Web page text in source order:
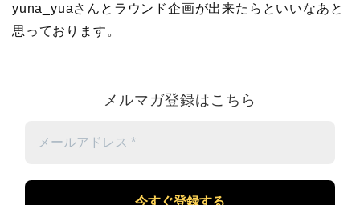
yuna_yuaさんとラウンド企画が出来たらといいなあと
思っております。
メルマガ登録はこちら
ー
ア